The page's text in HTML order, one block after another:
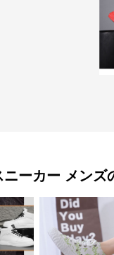
ニーカー メンズ